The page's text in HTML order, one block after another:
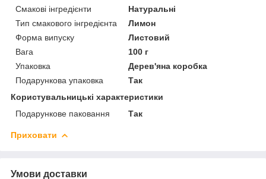
Смакові інгредієнти
Натуральні
Тип смакового інгредієнта
Лимон
Форма випуску
Листовий
Вага
100 г
Упаковка
Дерев'яна коробка
Подарункова упаковка
Так
Користувальницькі характеристики
Подарункове паковання
Так
Приховати
Умови доставки